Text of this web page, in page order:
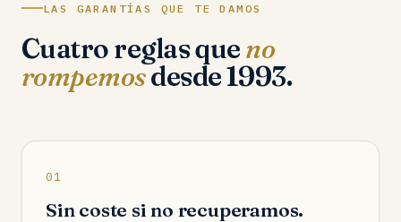
LAS GARANTÍAS QUE TE DAMOS
Cuatro reglas queno
rompemosdesde 1993.
01
Sin coste si no recuperamos.